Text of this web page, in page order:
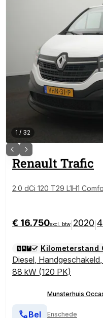
1 / 32
Renault Trafic
2.0 dCi 120 T29 L1H1
€ 16.750excl. btw 2020
Kilometerstand
Diesel, Handgeschakeld,
88 kW (120 PK)
Munsterhuis
Enschede
Bel